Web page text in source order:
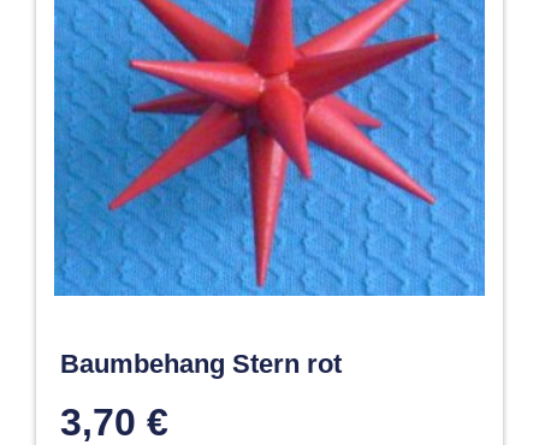
Baumbehang Stern rot
3,70 €